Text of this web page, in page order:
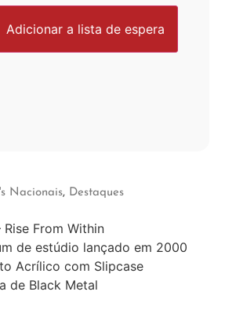
Nacionais, Destaques
From Within
de estúdio lançado em 2000
Acrílico com Slipcase
de Black Metal